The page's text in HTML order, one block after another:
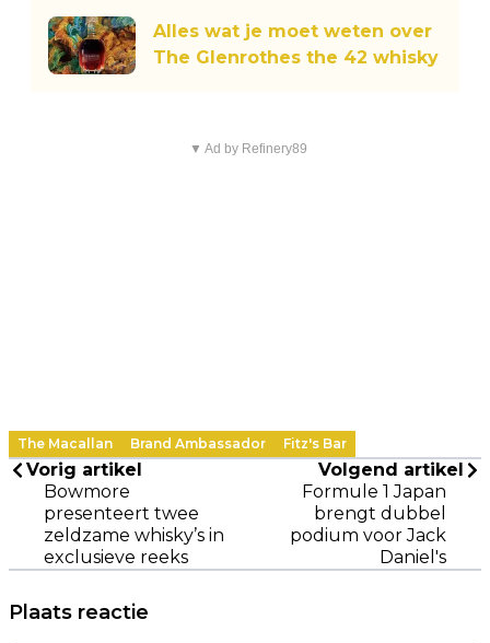
Alles wat je moet weten over
The Glenrothes the 42 whisky
▼ Ad by Refinery89
The Macallan Brand Ambassador Fitz's Bar
Vorig artikel
Bowmore
presenteert twee
zeldzame whisky’s in
exclusieve reeks
Volgend artikel
Formule 1 Japan
brengt dubbel
podium voor Jack
Daniel's
Plaats reactie